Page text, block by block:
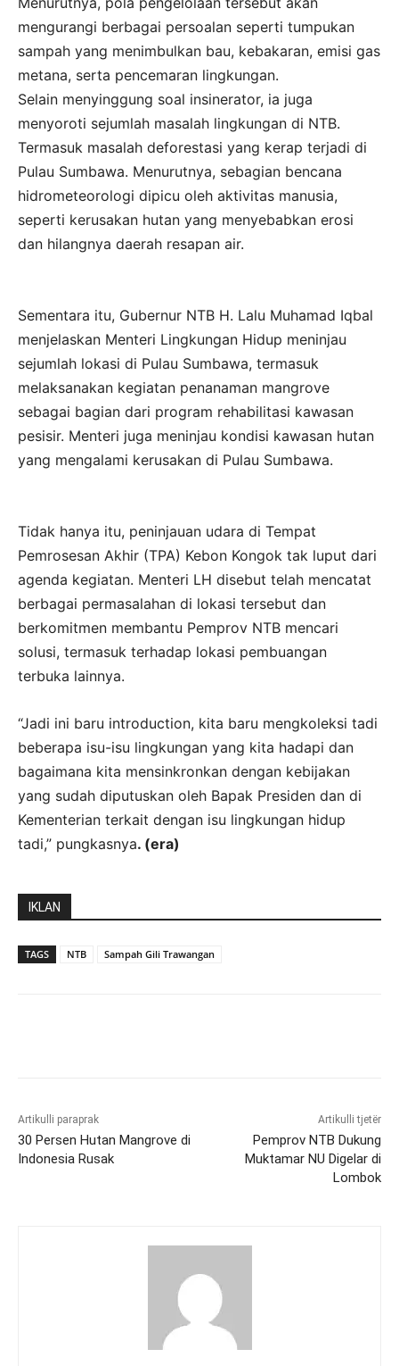
mengurangi berbagai persoalan seperti tumpukan
sampah yang menimbulkan bau, kebakaran, emisi gas
metana, serta pencemaran lingkungan.
Selain menyinggung soal insinerator, ia juga
menyoroti sejumlah masalah lingkungan di NTB.
Termasuk masalah deforestasi yang kerap terjadi di
Pulau Sumbawa. Menurutnya, sebagian bencana
hidrometeorologi dipicu oleh aktivitas manusia,
seperti kerusakan hutan yang menyebabkan erosi
dan hilangnya daerah resapan air.
Sementara itu, Gubernur NTB H. Lalu Muhamad Iqbal
menjelaskan Menteri Lingkungan Hidup meninjau
sejumlah lokasi di Pulau Sumbawa, termasuk
melaksanakan kegiatan penanaman mangrove
sebagai bagian dari program rehabilitasi kawasan
pesisir. Menteri juga meninjau kondisi kawasan hutan
yang mengalami kerusakan di Pulau Sumbawa.
Tidak hanya itu, peninjauan udara di Tempat
Pemrosesan Akhir (TPA) Kebon Kongok tak luput dari
agenda kegiatan. Menteri LH disebut telah mencatat
berbagai permasalahan di lokasi tersebut dan
berkomitmen membantu Pemprov NTB mencari
solusi, termasuk terhadap lokasi pembuangan
terbuka lainnya.
“Jadi ini baru introduction, kita baru mengkoleksi tadi
beberapa isu-isu lingkungan yang kita hadapi dan
bagaimana kita mensinkronkan dengan kebijakan
yang sudah diputuskan oleh Bapak Presiden dan di
Kementerian terkait dengan isu lingkungan hidup
tadi,” pungkasnya. (era)
IKLAN
TAGS NTB Sampah Gili Trawangan
Artikulli paraprak
30 Persen Hutan Mangrove di
Indonesia Rusak
Artikulli tjetër
Pemprov NTB Dukung
Muktamar NU Digelar di
Lombok